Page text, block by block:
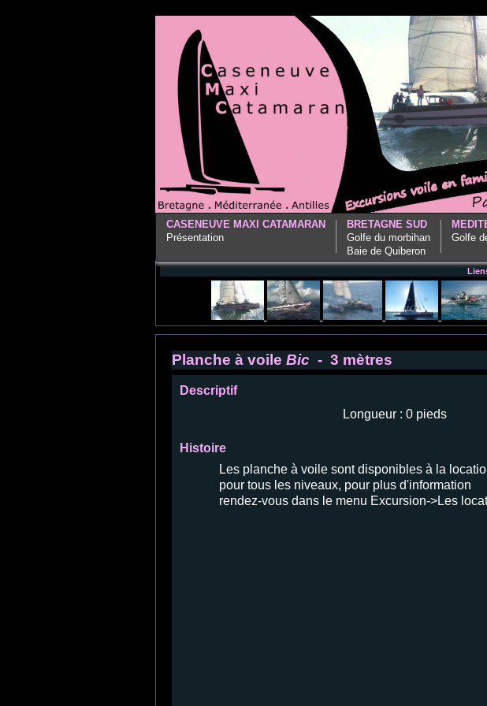
CASENEUVE MAXI CATAMARAN
Présentation
BRETAGNE SUD
Golfe du morbihan
Baie de Quiberon
Golfe
Planche à voile Bic - 3 mètres
Descriptif
Longueur : 0 pieds
Histoire
Les planche à voile sont disponibles à la
pour tous les niveaux, pour plus d'information
rendez-vous dans le menu Excursion->Les